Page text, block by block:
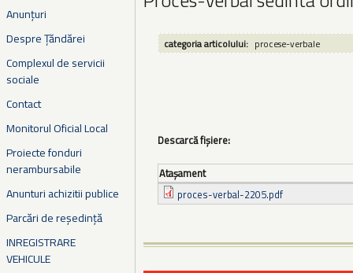
Anunțuri
Despre Țăndărei
Complexul de servicii
sociale
Contact
Monitorul Oficial Local
Proiecte fonduri
nerambursabile
Anunturi achizitii publice
Parcări de reședință
INREGISTRARE
VEHICULE
categoria articolului: procese-verbale
Descarcă fișiere:
Ataşament
proces-verbal-2205.pdf